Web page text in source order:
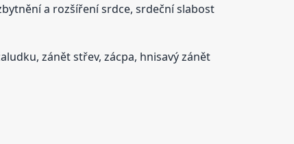
a rozšíření srdce, srdeční slabost
zánět střev, zácpa, hnisavý zánět